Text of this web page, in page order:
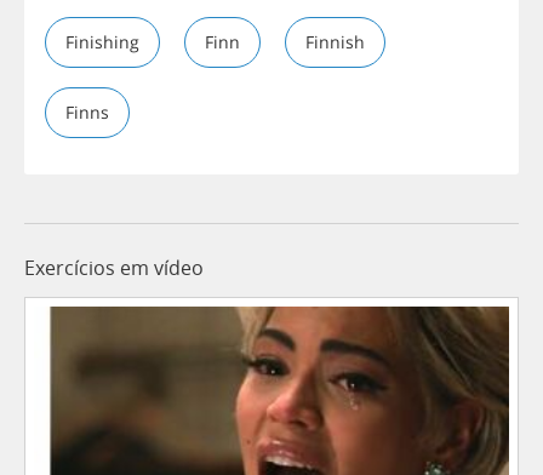
Finishing Finn Finnish
Finns
Exercícios em vídeo